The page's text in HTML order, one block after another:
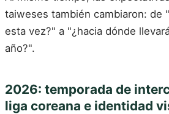
taiweses también cambiaron: de
esta vez?" a "¿hacia dónde
año?".
2026: temporada de
liga coreana e identidad